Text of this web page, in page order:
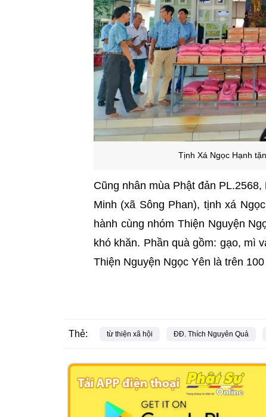
Tịnh Xá Ngọc Hạnh
Cũng nhân mùa Phật đản
Minh (xã Sông Phan), tịnh xá
hành cùng nhóm Thiện Nguyện
khó khăn. Phần quà gồm: gạo, mì
Thiện Nguyện Ngọc Yên là trên
Thẻ: từ thiện xã hội ĐĐ. Thích Nguyên Quả